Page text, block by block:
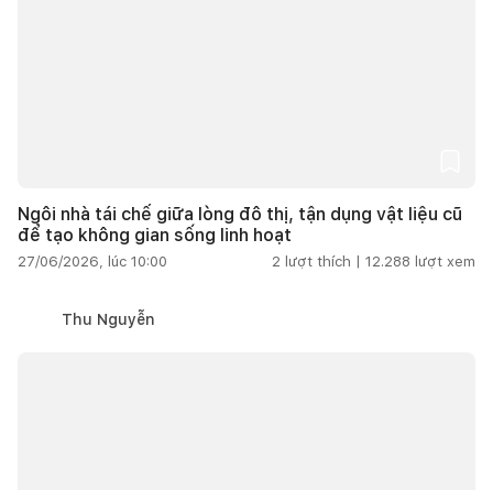
Ngôi nhà tái chế giữa lòng đô thị, tận dụng vật liệu cũ
để tạo không gian sống linh hoạt
27/06/2026, lúc 10:00 2 lượt thích | 12.288 lượt xem
Thu Nguyễn